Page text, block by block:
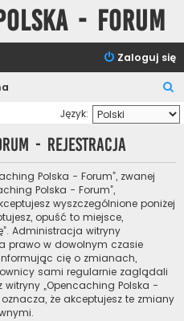
- Forum
Zaloguj się
z
u
Język:
- Rejestracja
Polska - Forum”, zwanej
Polska - Forum”,
wyszczególnione poniżej
opuść to miejsce,
Administracja witryny
prawo w dowolnym czasie
cię o zmianach,
sami regularnie zaglądali
„Opencaching Polska -
że akceptujesz te zmiany